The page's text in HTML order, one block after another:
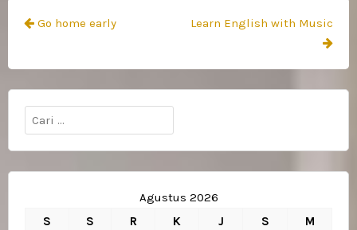
Navigasi
Go home early Learn English with Music
Cari
untuk:
Agustus 2026
S
S R K J S
M